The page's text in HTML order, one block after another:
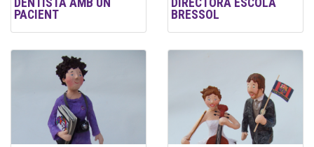
DENTISTA AMB UN
PACIENT
DIRECTORA ESCOLA
BRESSOL